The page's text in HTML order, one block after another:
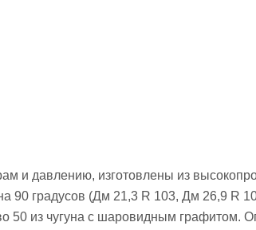
и давлению, изготовлены из
90 градусов (Дм 21,3 R 103, Дм 26,9 R
из чугуна с шаровидным графитом.